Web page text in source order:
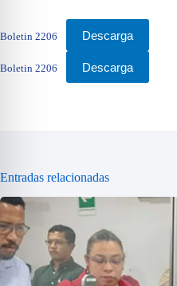
Boletin 2206 Descarga
Boletin 2206 Descarga
Entradas relacionadas